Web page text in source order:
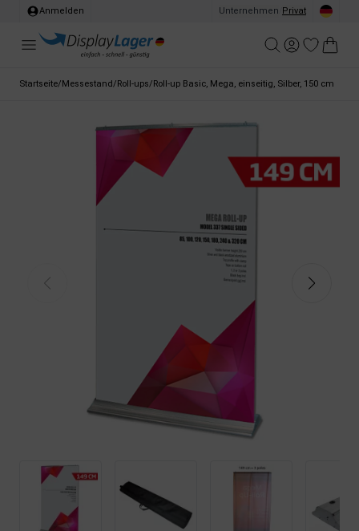
Anmelden Unternehmen Privat
Startseite/Messestand/Roll-ups/Roll-up Basic, Mega, einseitig, Silber, 150 cm